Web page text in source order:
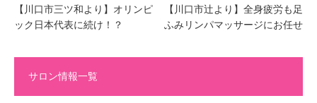
【川口市三ツ和より】オリンピ
ック日本代表に続け！？
【川口市辻より】全身疲労も足
ふみリンパマッサージにお任せ
サロン情報一覧